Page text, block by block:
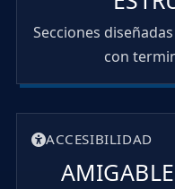
Secciones
con
ACCESIBILIDAD